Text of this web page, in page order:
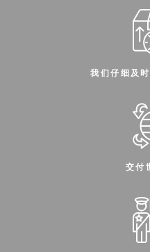
我们仔细及
交付
我们
我们